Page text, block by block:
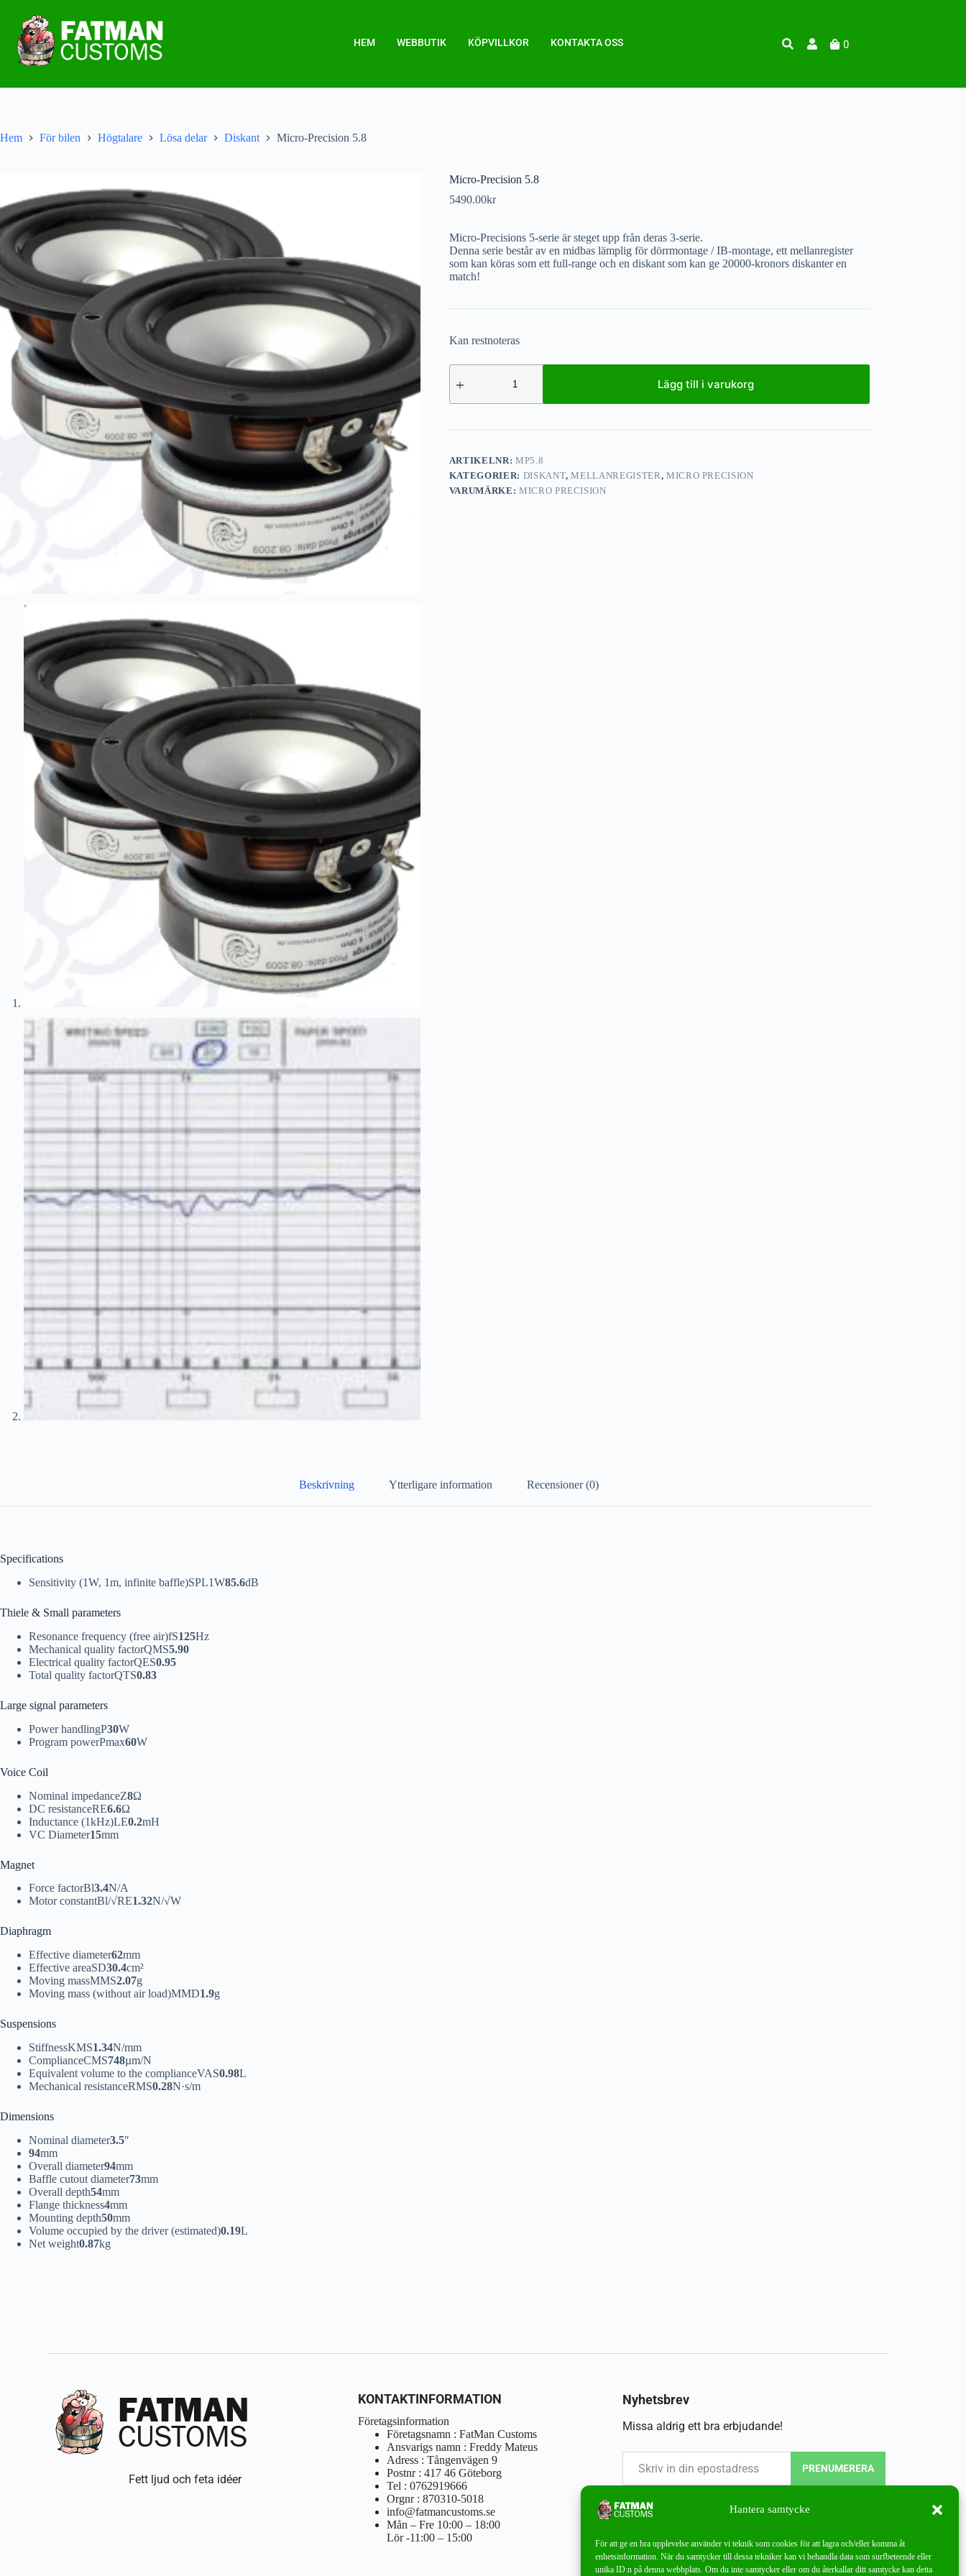
Hantera samtycke
För att ge en bra upplevelse använder vi teknik som cookies för att lagra och/eller komma åt
enhetsinformation. När du samtycker till dessa tekniker kan vi behandla data som surfbeteende eller
unika ID:n på denna webbplats. Om du inte samtycker eller om du återkallar ditt samtycke kan detta
HEM WEBBUTIK KÖPVILLKOR KONTAKTA OSS 0
Hem För bilen Högtalare Lösa delar Diskant Micro-Precision 5.8
Micro-Precision 5.8
5490.00kr
Micro-Precisions 5-serie är steget upp från deras 3-serie.
Denna serie består av en midbas lämplig för dörrmontage / IB-montage, ett mellanregister
som kan köras som ett full-range och en diskant som kan ge 20000-kronors diskanter en
match!
Kan restnoteras
Lägg till i varukorg
ARTIKELNR: MP5.8
KATEGORIER: DISKANT,MELLANREGISTER, MICRO PRECISION
VARUMÄRKE: MICRO PRECISION
Beskrivning Ytterligare information Recensioner (0)
Specifications
Sensitivity (1W, 1m, infinite baffle)SPL1W85.6dB
Thiele & Small parameters
Resonance frequency (free air)fS125Hz
Mechanical quality factorQMS5.90
Electrical quality factorQES0.95
Total quality factorQTS0.83
Large signal parameters
Power handlingP30W
Program powerPmax60W
Voice Coil
Nominal impedanceZ8Ω
DC resistanceRE6.6Ω
Inductance (1kHz)LE0.2mH
VC Diameter15mm
Magnet
Force factorBl3.4N/A
Motor constantBl/√RE1.32N/√W
Diaphragm
Effective diameter62mm
Effective areaSD30.4cm²
Moving massMMS2.07g
Moving mass (without air load)MMD1.9g
Suspensions
StiffnessKMS1.34N/mm
ComplianceCMS748µm/N
Equivalent volume to the complianceVAS0.98L
Mechanical resistanceRMS0.28N·s/m
Dimensions
Nominal diameter3.5″
94mm
Overall diameter94mm
Baffle cutout diameter73mm
Overall depth54mm
Flange thickness4mm
Mounting depth50mm
Volume occupied by the driver (estimated)0.19L
Net weight0.87kg
Fett ljud och feta idéer
KONTAKTINFORMATION
Företagsinformation
Företagsnamn : FatMan Customs
Ansvarigs namn : Freddy Mateus
Adress : Tångenvägen 9
Postnr : 417 46 Göteborg
Tel : 0762919666
Orgnr : 870310-5018
info@fatmancustoms.se
Mån – Fre 10:00 – 18:00
Lör -11:00 – 15:00
Nyhetsbrev
Missa aldrig ett bra erbjudande!
PRENUMERERA